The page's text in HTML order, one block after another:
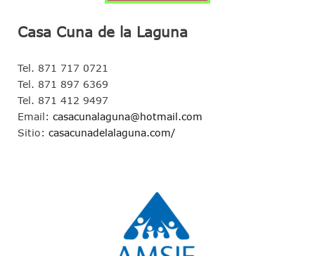
Casa Cuna de la Laguna
Tel. 871 717 0721
Tel. 871 897 6369
Tel. 871 412 9497
Email: casacunalaguna@hotmail.com
Sitio: casacunadelalaguna.com/